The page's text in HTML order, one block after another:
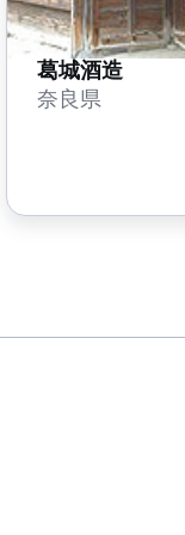
葛城酒造
奈良県